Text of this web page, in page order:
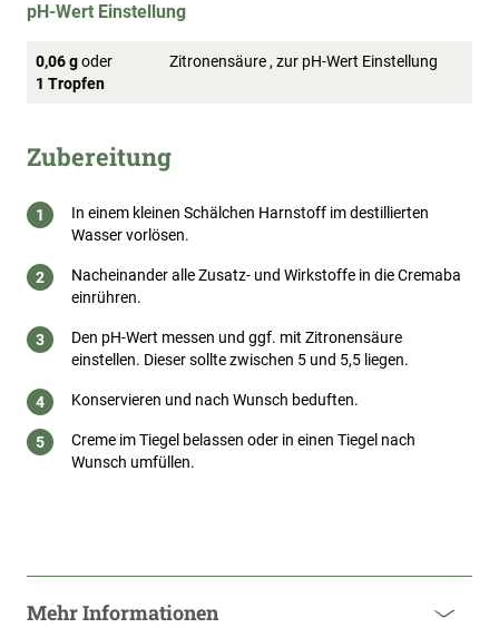
pH-Wert Einstellung
0,06 goder
1 Tropfen
Zitronensäure , zur pH-Wert Einstellung
Zubereitung
In einem kleinen Schälchen Harnstoff im destillierten
Wasser vorlösen.
Nacheinander alle Zusatz- und Wirkstoffe in die Cremaba
einrühren.
Den pH-Wert messen und ggf. mit Zitronensäure
einstellen. Dieser sollte zwischen 5 und 5,5 liegen.
Konservieren und nach Wunsch beduften.
Creme im Tiegel belassen oder in einen Tiegel nach
Wunsch umfüllen.
Mehr Informationen